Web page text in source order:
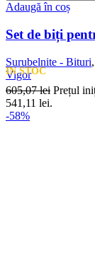
Adaugă în coș
Set de biți
Surubelnite - Bituri,
Vigor
IN STOC
605,07lei Prețul
541,11 lei.
-58%